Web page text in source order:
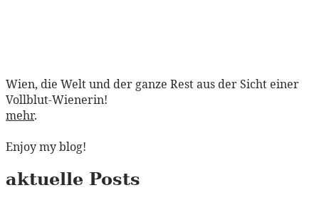
Wien, die Welt und der ganze Rest aus der Sicht einer
Vollblut-Wienerin!
mehr.
Enjoy my blog!
aktuelle Posts